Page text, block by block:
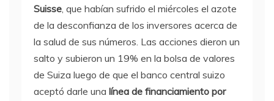
Suisse, que habían sufrido el miércoles el azote
de la desconfianza de los inversores acerca de
la salud de sus números. Las acciones dieron un
salto y subieron un 19% en la bolsa de valores
de Suiza luego de que el banco central suizo
aceptó darle una línea de financiamiento por